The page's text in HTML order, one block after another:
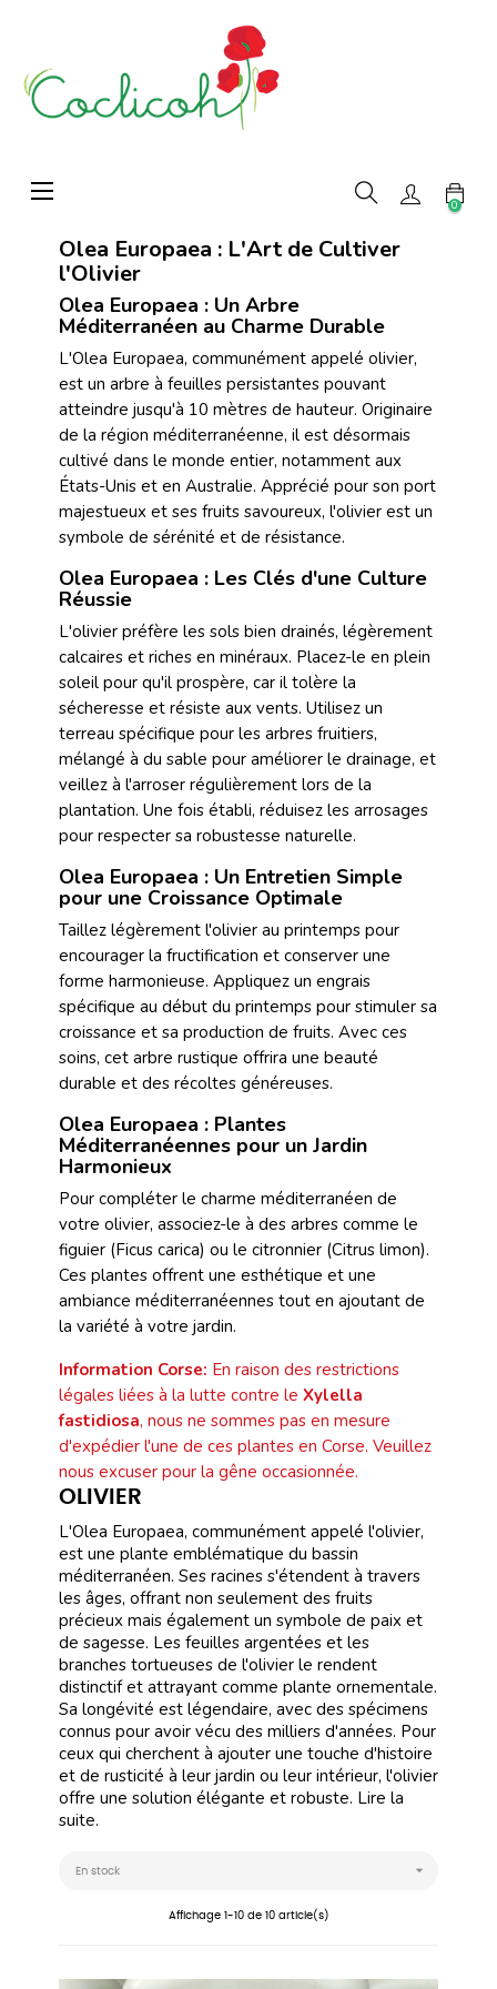
Basculer
la
☰
0
Olea Europaea : L'Art de Cultiver
l'Olivier
Olea Europaea : Un Arbre
Méditerranéen au Charme Durable
L'Olea Europaea, communément appelé olivier,
est un arbre à feuilles persistantes pouvant
atteindre jusqu'à 10 mètres de hauteur. Originaire
de la région méditerranéenne, il est désormais
cultivé dans le monde entier, notamment aux
États-Unis et en Australie. Apprécié pour son port
majestueux et ses fruits savoureux, l'olivier est un
symbole de sérénité et de résistance.
Olea Europaea : Les Clés d'une Culture
Réussie
L'olivier préfère les sols bien drainés, légèrement
calcaires et riches en minéraux. Placez-le en plein
soleil pour qu'il prospère, car il tolère la
sécheresse et résiste aux vents. Utilisez un
terreau spécifique pour les arbres fruitiers,
mélangé à du sable pour améliorer le drainage, et
veillez à l'arroser régulièrement lors de la
plantation. Une fois établi, réduisez les arrosages
pour respecter sa robustesse naturelle.
Olea Europaea : Un Entretien Simple
pour une Croissance Optimale
Taillez légèrement l'olivier au printemps pour
encourager la fructification et conserver une
forme harmonieuse. Appliquez un engrais
spécifique au début du printemps pour stimuler sa
croissance et sa production de fruits. Avec ces
soins, cet arbre rustique offrira une beauté
durable et des récoltes généreuses.
Olea Europaea : Plantes
Méditerranéennes pour un Jardin
Harmonieux
Pour compléter le charme méditerranéen de
votre olivier, associez-le à des arbres comme le
figuier (Ficus carica) ou le citronnier (Citrus limon).
Ces plantes offrent une esthétique et une
ambiance méditerranéennes tout en ajoutant de
la variété à votre jardin.
Information Corse: En raison des restrictions
légales liées à la lutte contre le Xylella
fastidiosa, nous ne sommes pas en mesure
d'expédier l'une de ces plantes en Corse. Veuillez
nous excuser pour la gêne occasionnée.
OLIVIER
L'Olea Europaea, communément appelé l'olivier,
est une plante emblématique du bassin
méditerranéen. Ses racines s'étendent à travers
les âges, offrant non seulement des fruits
précieux mais également un symbole de paix et
de sagesse. Les feuilles argentées et les
branches tortueuses de l'olivier le rendent
distinctif et attrayant comme plante ornementale.
Sa longévité est légendaire, avec des spécimens
connus pour avoir vécu des milliers d'années. Pour
ceux qui cherchent à ajouter une touche d'histoire
et de rusticité à leur jardin ou leur intérieur, l'olivier
offre une solution élégante et robuste. Lire la
suite.
En stock 
Affichage 1-10 de 10 article(s)